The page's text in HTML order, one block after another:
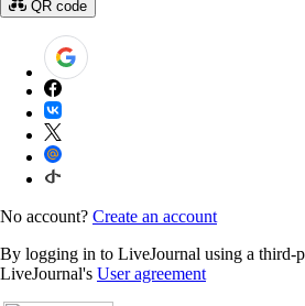
QR code
No account? Create an account
By logging in to LiveJournal using a third-
LiveJournal's User agreement